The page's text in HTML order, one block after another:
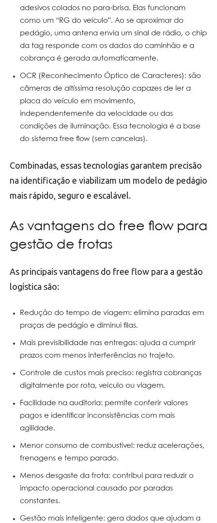
adesivos colados no para-brisa. Elas funcionam
como um “RG do veículo”. Ao se aproximar do
pedágio, uma antena envia um sinal de rádio, o chip
da tag responde com os dados do caminhão e a
cobrança é gerada automaticamente.
OCR (Reconhecimento Óptico de Caracteres): são
câmeras de altíssima resolução capazes de ler a
placa do veículo em movimento,
independentemente da velocidade ou das
condições de iluminação. Essa tecnologia é a base
do sistema free flow (sem cancelas).
Combinadas, essas tecnologias garantem precisão
na identificação e viabilizam um modelo de pedágio
mais rápido, seguro e escalável.
As vantagens do free flow para
gestão de frotas
As principais vantagens do free flow para a gestão
logística são:
Redução do tempo de viagem: elimina paradas em
praças de pedágio e diminui filas.
Mais previsibilidade nas entregas: ajuda a cumprir
prazos com menos interferências no trajeto.
Controle de custos mais preciso: registra cobranças
digitalmente por rota, veículo ou viagem.
Facilidade na auditoria: permite conferir valores
pagos e identificar inconsistências com mais
agilidade.
Menor consumo de combustível: reduz acelerações,
frenagens e tempo parado.
Menos desgaste da frota: contribui para reduzir o
impacto operacional causado por paradas
constantes.
Gestão mais inteligente: gera dados que ajudam a